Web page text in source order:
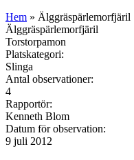
Hem » Älggräspärlemorfjäril
Älggräspärlemorfjäril
Torstorpamon
Platskategori:
Slinga
Antal observationer:
4
Rapportör:
Kenneth Blom
Datum för observation:
9 juli 2012